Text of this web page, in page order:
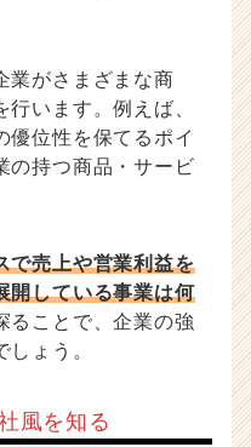
業がさまざまな商
います。例えば、
優位性を保てるポイ
の持つ商品・サービ
で売上や営業利益を
開している事業は何
ることで、企業の強
ょう。
風を知る